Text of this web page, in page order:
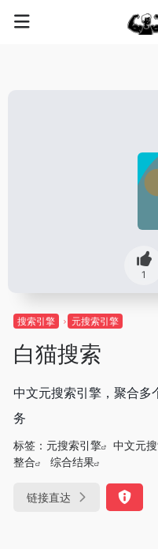
1
搜索引擎 元搜索引擎
白猫搜索
中文元搜索引擎，聚合多
务
标签： 元搜索引擎 中文元
整合
综合结果
链接直达